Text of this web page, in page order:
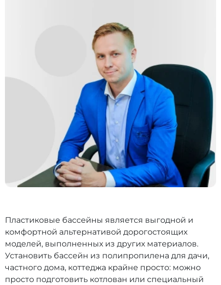
Пластиковые бассейны является выгодной и
комфортной альтернативой дорогостоящих
моделей, выполненных из других материалов.
Установить бассейн из полипропилена для дачи,
частного дома, коттеджа крайне просто: можно
просто подготовить котлован или специальный